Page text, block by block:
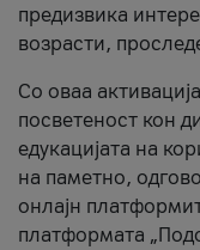
предизвика
возрасти,
Со оваа
посветеност кон
едукацијата на
на паметно,
онлајн
платформата